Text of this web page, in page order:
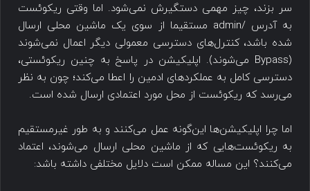
سر بزند، چیز مهمی دستگیرش نمی‌شود. اما وقتی ریکوئست
به آدرس /admin مستقیما از سوی یک ماشین محلی ارسال
شده باشد، کنترل‌های دسترسی معمولی دیگر اعمال نمی‌شوند
(Bypass می‌شوند). اپلیکیشن در پاسخ به چنین ریکوئستی،
دسترسی کامل به عملکردهای ادمین را اعطا می‌کند؛ چون به نظر
می‌رسد که ریکوئست از محل مورد اعتمادی ارسال شده است.
اما چرا اپلیکیشن‌ها این‌گونه عمل می‌کنند و به طور غیرمستقیم
به ریکوئست‌هایی که از ماشین محلی ارسال می‌شوند، اعتماد
می‌کنند؟ این مساله ممکن است دلایل مختلفی داشته باشد: